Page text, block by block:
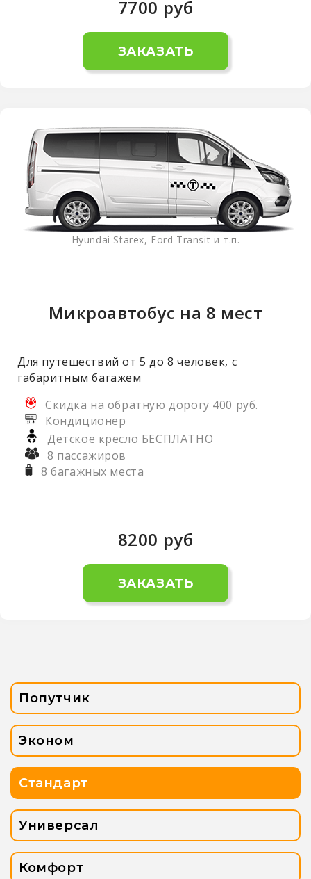
7700 руб
ЗАКАЗАТЬ
Hyundai Starex, Ford Transit и т.п.
Микроавтобус на 8 мест
Для путешествий от 5 до 8 человек, с
габаритным багажем
Скидка на обратную дорогу 400 руб.
Кондиционер
Детское кресло БЕСПЛАТНО
8 пассажиров
8 багажных места
8200 руб
ЗАКАЗАТЬ
Попутчик
Эконом
Стандарт
Универсал
Комфорт